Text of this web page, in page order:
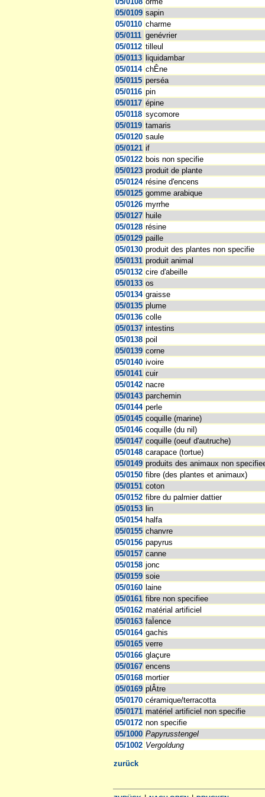
05/0109 sapin
05/0110 charme
05/0111 genévrier
05/0112 tilleul
05/0113 liquidambar
05/0114 chÊne
05/0115 perséa
05/0116 pin
05/0117 épine
05/0118 sycomore
05/0119 tamaris
05/0120 saule
05/0121 if
05/0122 bois non specifie
05/0123 produit de plante
05/0124 résine d'encens
05/0125 gomme arabique
05/0126 myrrhe
05/0127 huile
05/0128 résine
05/0129 paille
05/0130 produit des plantes non specifie
05/0131 produit animal
05/0132 cire d'abeille
05/0133 os
05/0134 graisse
05/0135 plume
05/0136 colle
05/0137 intestins
05/0138 poil
05/0139 corne
05/0140 ivoire
05/0141 cuir
05/0142 nacre
05/0143 parchemin
05/0144 perle
05/0145 coquille (marine)
05/0146 coquille (du nil)
05/0147 coquille (oeuf d'autruche)
05/0148 carapace (tortue)
05/0149 produits des animaux non
05/0150 fibre (des plantes et animaux)
05/0151 coton
05/0152 fibre du palmier dattier
05/0153 lin
05/0154 halfa
05/0155 chanvre
05/0156 papyrus
05/0157 canne
05/0158 jonc
05/0159 soie
05/0160 laine
05/0161 fibre non specifiee
05/0162 matérial artificiel
05/0163 faÏence
05/0164 gachis
05/0165 verre
05/0166 glaçure
05/0167 encens
05/0168 mortier
05/0169 plÂtre
05/0170 céramique/terracotta
05/0171 matériel artificiel non specifie
05/0172 non specifie
05/1000 Papyrusstengel
05/1002 Vergoldung
zurück